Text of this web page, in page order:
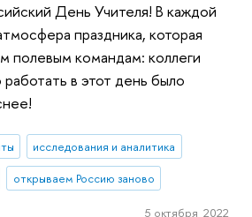
День Учителя! В каждой
праздника, которая
полевым командам: коллеги
в этот день было
исследования и аналитика
открываем Россию заново
5 октября 2022